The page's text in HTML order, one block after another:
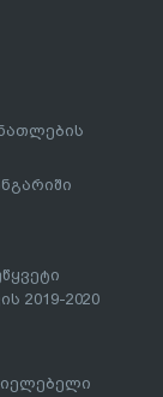
2019-2020